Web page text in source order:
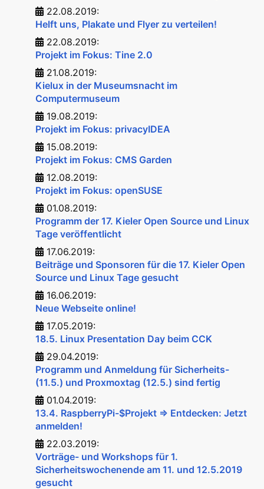
22.08.2019:
Helft uns, Plakate und Flyer zu verteilen!
22.08.2019:
Projekt im Fokus: Tine 2.0
21.08.2019:
Kielux in der Museumsnacht im
Computermuseum
19.08.2019:
Projekt im Fokus: privacyIDEA
15.08.2019:
Projekt im Fokus: CMS Garden
12.08.2019:
Projekt im Fokus: openSUSE
01.08.2019:
Programm der 17. Kieler Open Source und Linux
Tage veröffentlicht
17.06.2019:
Beiträge und Sponsoren für die 17. Kieler Open
Source und Linux Tage gesucht
16.06.2019:
Neue Webseite online!
17.05.2019:
18.5. Linux Presentation Day beim CCK
29.04.2019:
Programm und Anmeldung für Sicherheits-
(11.5.) und Proxmoxtag (12.5.) sind fertig
01.04.2019:
13.4. RaspberryPi-$Projekt => Entdecken: Jetzt
anmelden!
22.03.2019:
Vorträge- und Workshops für 1.
Sicherheitswochenende am 11. und 12.5.2019
gesucht